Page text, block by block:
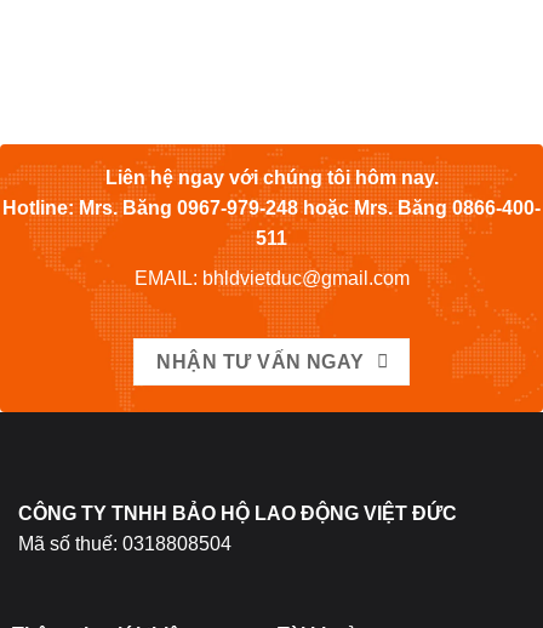
chọn
có
được
chọn
Liên hệ ngay với chúng tôi hôm nay.
Hotline: Mrs. Băng 0967-979-248 hoặc Mrs. Băng 0866-400-
511
EMAIL: bhldvietduc@gmail.com
NHẬN TƯ VẤN NGAY
CÔNG TY TNHH BẢO HỘ LAO ĐỘNG VIỆT ĐỨC
Mã số thuế: 0318808504